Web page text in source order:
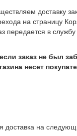
доставку
на страницу
передается в
заказ не был
несет
доставка на